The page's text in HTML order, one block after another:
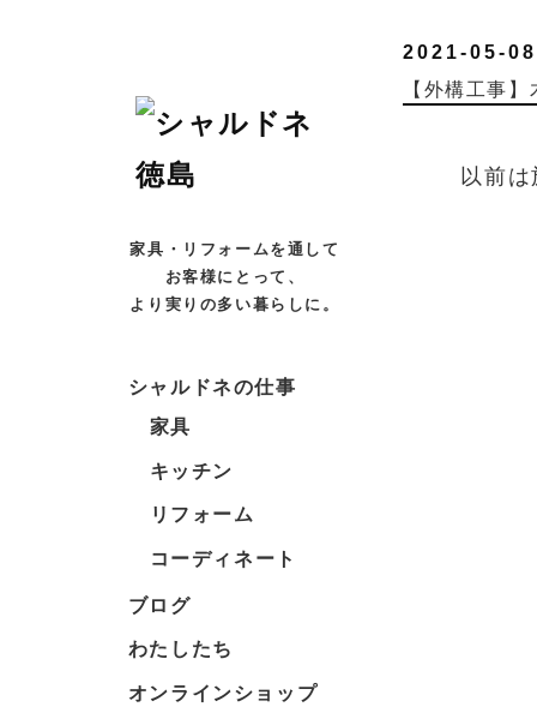
家具・リフォームを通して
お客様にとって、
より実りの多い暮らしに。
シャルドネの仕事
家具
キッチン
リフォーム
コーディネート
ブログ
わたしたち
オンラインショップ
2021-05-08
【外構工事
以前